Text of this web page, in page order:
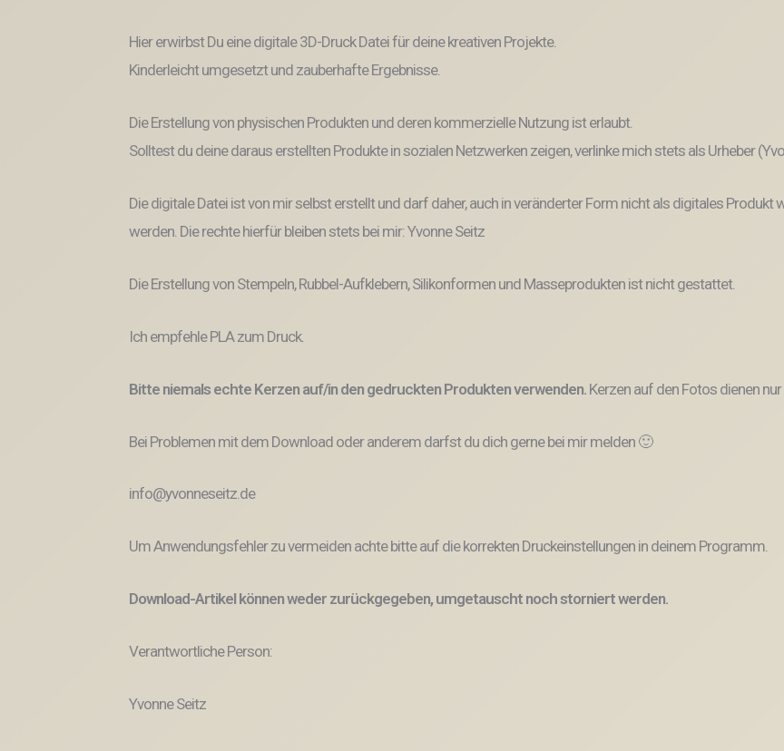
Hier erwirbst Du eine digitale 3D-Druck Datei für deine kreativen Projekte.
Kinderleicht umgesetzt und zauberhafte Ergebnisse.
Die Erstellung von physischen Produkten und deren kommerzielle Nutzung ist erlaubt.
Solltest du deine daraus erstellten Produkte in sozialen Netzwerken zeigen, verlinke mich stets als Urheber
Die digitale Datei ist von mir selbst erstellt und darf daher, auch in veränderter Form nicht als digitales
werden. Die rechte hierfür bleiben stets bei mir: Yvonne Seitz
Die Erstellung von Stempeln, Rubbel-Aufklebern, Silikonformen und Masseprodukten ist nicht gestattet.
Ich empfehle PLA zum Druck.
Bitte niemals echte Kerzen auf/in den gedruckten Produkten verwenden. Kerzen auf den Fotos dienen
Bei Problemen mit dem Download oder anderem darfst du dich gerne bei mir melden 🙂
info@yvonneseitz.de
Um Anwendungsfehler zu vermeiden achte bitte auf die korrekten Druckeinstellungen in deinem Programm.
Download-Artikel können weder zurückgegeben, umgetauscht noch storniert werden.
Verantwortliche Person:
Yvonne Seitz